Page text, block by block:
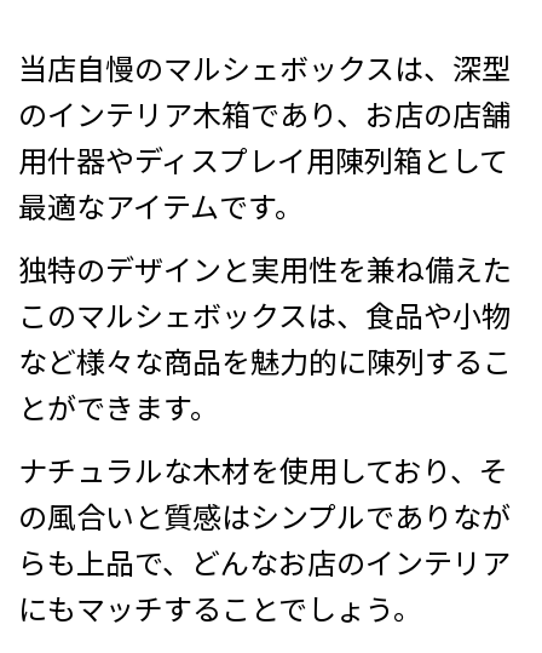
当店自慢のマルシェボックスは、深型
のインテリア木箱であり、お店の店舗
用什器やディスプレイ用陳列箱として
最適なアイテムです。
独特のデザインと実用性を兼ね備えた
このマルシェボックスは、食品や小物
など様々な商品を魅力的に陳列するこ
とができます。
ナチュラルな木材を使用しており、そ
の風合いと質感はシンプルでありなが
らも上品で、どんなお店のインテリア
にもマッチすることでしょう。